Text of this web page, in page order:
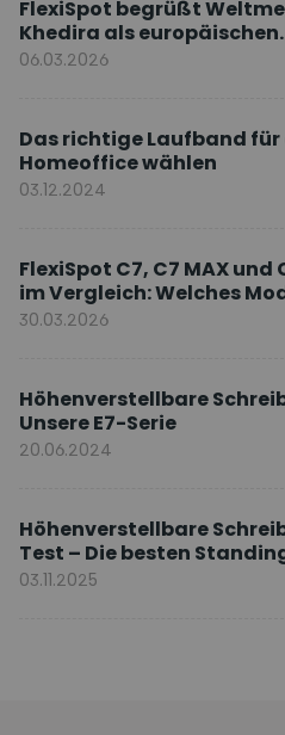
FlexiSpot begrüßt
Khedira als europäischen
Markenbotschafter
06.03.2026
Das richtige Laufband für
Homeoffice wählen
03.12.2024
FlexiSpot C7, C7 MAX und
im Vergleich: Welches
Ihnen?
30.03.2026
Höhenverstellbare
Unsere E7-Serie
20.06.2024
Höhenverstellbare
Test – Die besten
Vergleich
03.11.2025